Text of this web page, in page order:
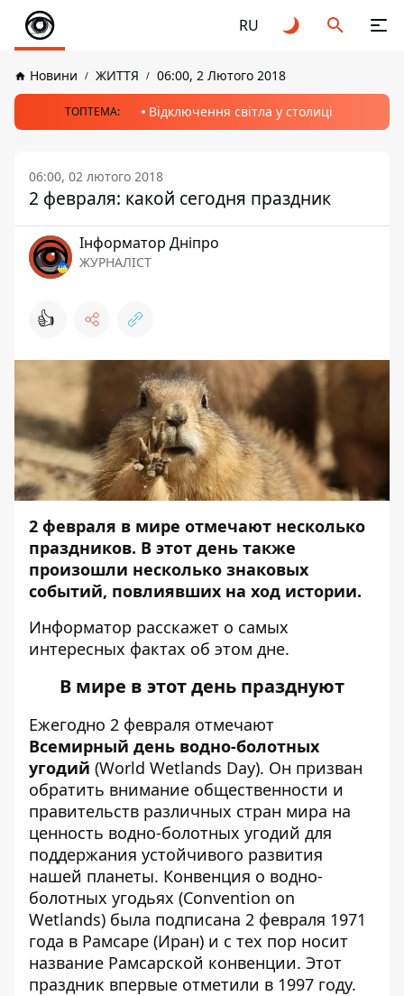
RU
Новини ЖИТТЯ 06:00, 2 Лютого 2018
ТОПТЕМА: Відключення світла у столиці
06:00, 02 лютого 2018
2 февраля: какой сегодня праздник
Інформатор Дніпро
ЖУРНАЛІСТ
👍
2 февраля в мире отмечают несколько
праздников. В этот день также
произошли несколько знаковых
событий, повлиявших на ход истории.
Информатор расскажет о самых
интересных фактах об этом дне.
В мире в этот день празднуют
Ежегодно 2 февраля отмечают
Всемирный день водно-болотных
угодий (World Wetlands Day). Он призван
обратить внимание общественности и
правительств различных стран мира на
ценность водно-болотных угодий для
поддержания устойчивого развития
нашей планеты. Конвенция о водно-
болотных угодьях (Convention on
Wetlands) была подписана 2 февраля 1971
года в Рамсаре (Иран) и с тех пор носит
название Рамсарской конвенции. Этот
праздник впервые отметили в 1997 году.